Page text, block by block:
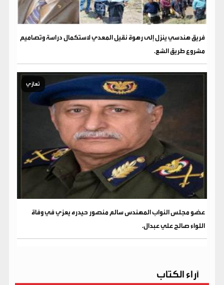
فريق هندسي ينزل إلى رهوة نقيل المعدي لاستكمال دراسة وتصاميم
مشروع طريق الشع.
تعازي
عضو مجلس النواب المهندس سالم منصور حيدره يعزي في وفاة
اللواء صالح علي عبدال.
آراء الكتاب